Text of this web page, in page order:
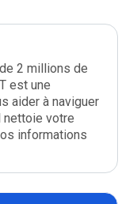
2 millions de
est une
aider à naviguer
nettoie votre
informations